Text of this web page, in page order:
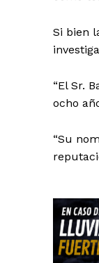
Si bien
“El Sr.
ocho
“Su